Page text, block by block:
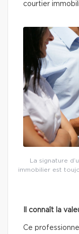
courtier
La signature
immobilier est
Il connaît la
Ce